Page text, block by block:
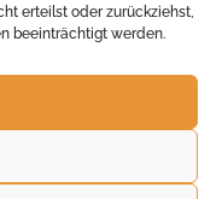
erteilst oder zurückziehst,
beeinträchtigt werden.